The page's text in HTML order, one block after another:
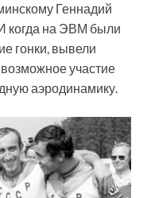
Геннадий
когда на ЭВМ были
гонки, вывели
участие
аэродинамику.